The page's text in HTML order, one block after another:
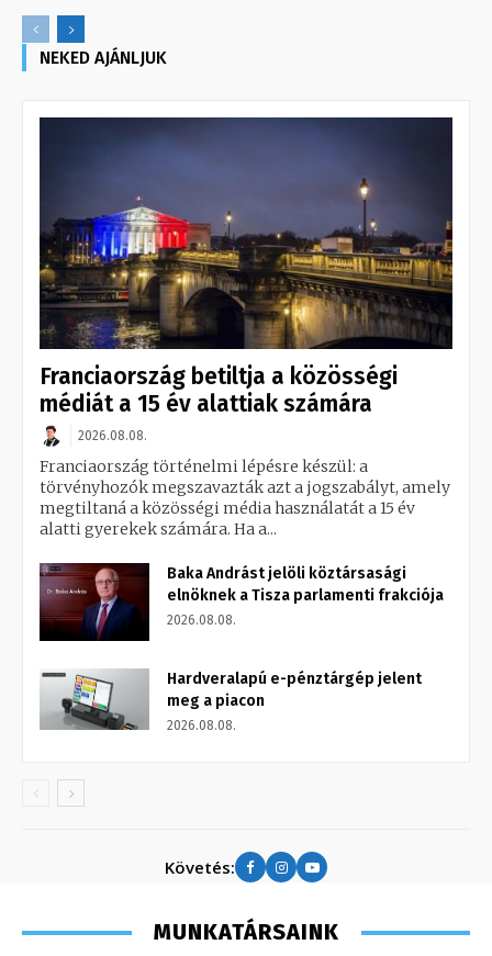
NEKED AJÁNLJUK
Franciaország betiltja a közösségi
médiát a 15 év alattiak számára
2026.08.08.
Franciaország történelmi lépésre készül: a
törvényhozók megszavazták azt a jogszabályt, amely
megtiltaná a közösségi média használatát a 15 év
alatti gyerekek számára. Ha a...
Baka Andrást jelöli köztársasági
elnöknek a Tisza parlamenti frakciója
2026.08.08.
Hardveralapú e-pénztárgép jelent
meg a piacon
2026.08.08.
Követés:
MUNKATÁRSAINK